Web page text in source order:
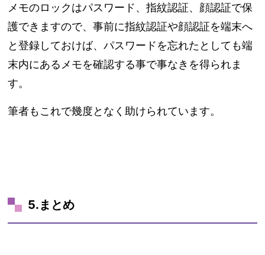
メモのロックはパスワード、指紋認証、顔認証で保
護できますので、事前に指紋認証や顔認証を端末へ
と登録しておけば、パスワードを忘れたとしても端
末内にあるメモを確認する事で事なきを得られま
す。
筆者もこれで幾度となく助けられています。
5.まとめ